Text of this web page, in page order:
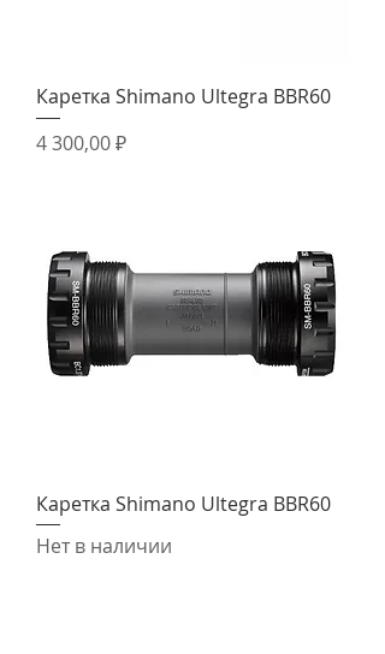
Каретка Shimano Ultegra BBR60
Цена
4 300,00 ₽
Каретка Shimano Ultegra BBR60
Нет в наличии